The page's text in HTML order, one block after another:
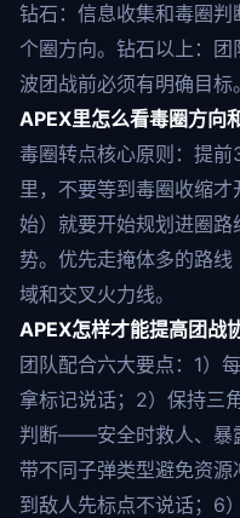
钻石：信息收集和毒圈
个圈方向。钻石以上：
波团战前必须有明确目标。
APEX里怎么看毒圈方向
毒圈转点核心原则：提
里，不要等到毒圈收缩
始）就要开始规划进圈
势。优先走掩体多的路
域和交叉火力线。
APEX怎样才能提高团战
团队配合六大要点：1）
拿标记说话；2）保持三
判断——安全时救人、暴
带不同子弹类型避免资
到敌人先标点不说话；6